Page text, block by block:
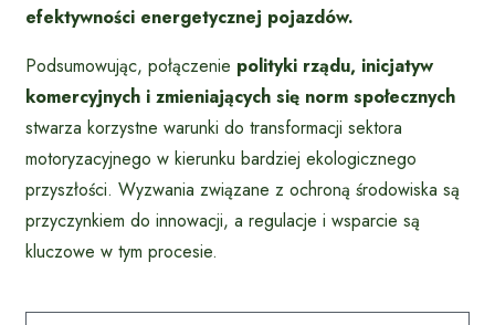
efektywności energetycznej pojazdów.
Podsumowując, połączenie polityki rządu, inicjatyw
komercyjnych i zmieniających się norm społecznych
stwarza korzystne warunki do transformacji sektora
motoryzacyjnego w kierunku bardziej ekologicznego
przyszłości. Wyzwania związane z ochroną środowiska są
przyczynkiem do innowacji, a regulacje i wsparcie są
kluczowe w tym procesie.